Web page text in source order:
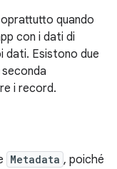
quando
con i dati di
dati. Esistono due
i record.
Metadata , poiché